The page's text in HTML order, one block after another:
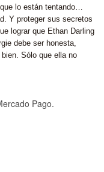
lo están tentando…
Y proteger sus secretos
lograr que Ethan Darling
debe ser honesta,
Sólo que ella no
Pago.